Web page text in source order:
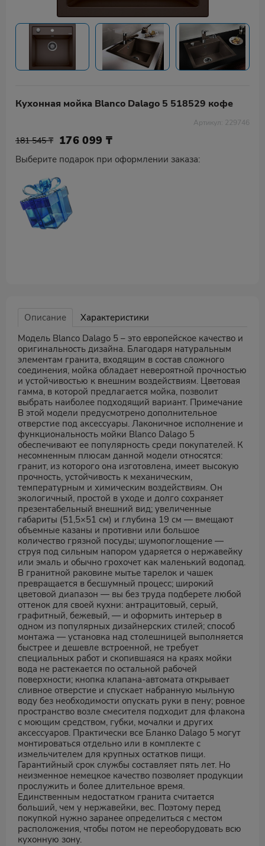
Кухонная мойка Blanco Dalago 5 518529 кофе
Артикул: 229746
181 545 ₸ 176 099 ₸
Выберите подарок при оформлении заказа:
Описание
Характеристики
Модель Blanco Dalago 5 – это европейское качество и
оригинальность дизайна. Благодаря натуральным
элементам гранита, входящим в состав сложного
соединения, мойка обладает невероятной прочностью
и устойчивостью к внешним воздействиям. Цветовая
гамма, в которой предлагается мойка, позволит
выбрать наиболее подходящий вариант. Примечание
В этой модели предусмотрено дополнительное
отверстие под аксессуары. Лаконичное исполнение и
функциональность мойки Blanco Dalago 5
обеспечивают ее популярность среди покупателей. К
несомненным плюсам данной модели относятся:
гранит, из которого она изготовлена, имеет высокую
прочность, устойчивость к механическим,
температурным и химическим воздействиям. Он
экологичный, простой в уходе и долго сохраняет
презентабельный внешний вид; увеличенные
габариты (51,5×51 см) и глубина 19 см — вмещают
объемные казаны и противни или большое
количество грязной посуды; шумопоглощение —
струя под сильным напором ударяется о нержавейку
или эмаль и обычно грохочет как маленький водопад.
В гранитной раковине мытье тарелок и чашек
превращается в бесшумный процесс; широкий
цветовой диапазон — вы без труда подберете любой
оттенок для своей кухни: антрацитовый, серый,
графитный, бежевый, — и оформить интерьер в
одном из популярных дизайнерских стилей; способ
монтажа — установка над столешницей выполняется
быстрее и дешевле встроенной, не требует
специальных работ и скопившаяся на краях мойки
вода не растекается по остальной рабочей
поверхности; кнопка клапана-автомата открывает
сливное отверстие и спускает набранную мыльную
воду без необходимости опускать руки в пену; ровное
пространство возле смесителя подходит для флакона
с моющим средством, губки, мочалки и других
аксессуаров. Практически все Бланко Dalago 5 могут
монтироваться отдельно или в комплекте с
измельчителем для крупных остатков пищи.
Гарантийный срок службы составляет пять лет. Но
неизменное немецкое качество позволяет продукции
прослужить и более длительное время.
Единственным недостатком гранита считается
больший, чем у нержавейки, вес. Поэтому перед
покупкой нужно заранее определиться с местом
расположения, чтобы потом не переоборудовать всю
кухонную зону.